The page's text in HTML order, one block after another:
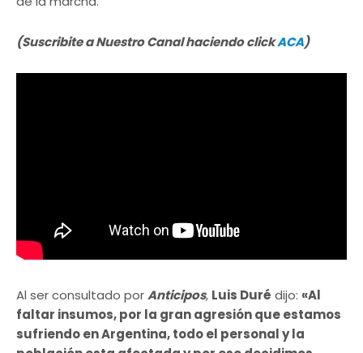
(Suscribite a Nuestro Canal haciendo clickACA)
Al ser consultado porAnticipos, Luis Duré dijo: «Al
faltar insumos, por la gran agresión que estamos
sufriendo en Argentina, todo el personal y la